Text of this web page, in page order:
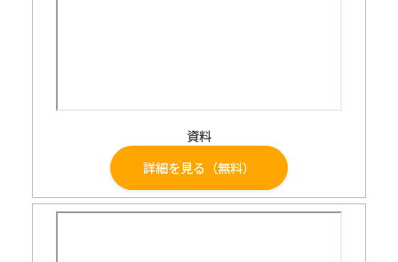
資料
詳細を見る（無料）